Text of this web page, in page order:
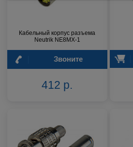
Кабельный корпус разъема
Neutrik NE8MX-1
Звоните
412 р.